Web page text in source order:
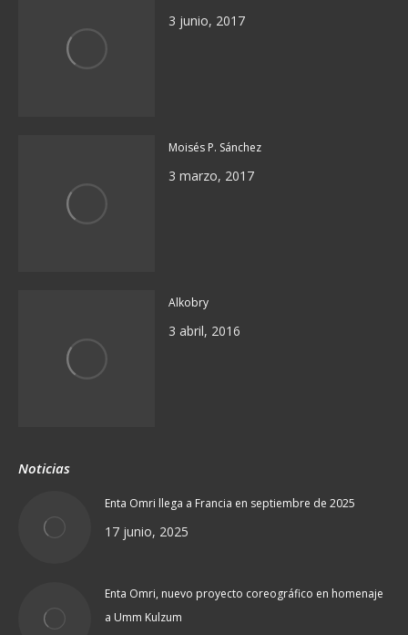
3 junio, 2017
Moisés P. Sánchez
3 marzo, 2017
Alkobry
3 abril, 2016
Noticias
Enta Omri llega a Francia en septiembre de 2025
17 junio, 2025
Enta Omri, nuevo proyecto coreográfico en homenaje
a Umm Kulzum